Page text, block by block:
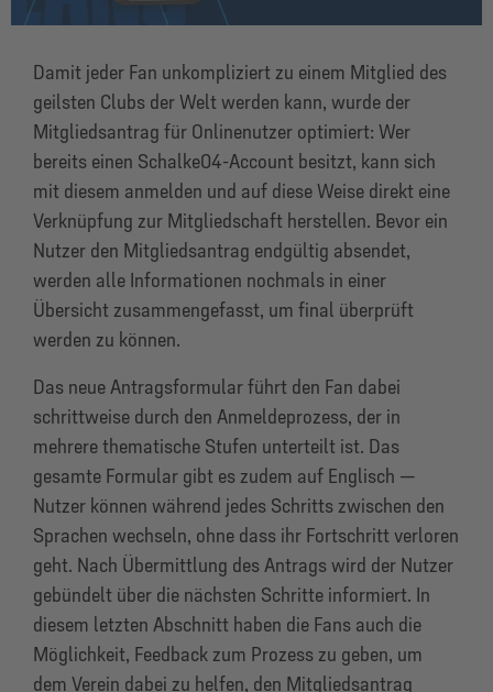
Damit jeder Fan unkompliziert zu einem Mitglied des
geilsten Clubs der Welt werden kann, wurde der
Mitgliedsantrag für Onlinenutzer optimiert: Wer
bereits einen Schalke04-Account besitzt, kann sich
mit diesem anmelden und auf diese Weise direkt eine
Verknüpfung zur Mitgliedschaft herstellen. Bevor ein
Nutzer den Mitgliedsantrag endgültig absendet,
werden alle Informationen nochmals in einer
Übersicht zusammengefasst, um final überprüft
werden zu können.
Das neue Antragsformular führt den Fan dabei
schrittweise durch den Anmeldeprozess, der in
mehrere thematische Stufen unterteilt ist. Das
gesamte Formular gibt es zudem auf Englisch —
Nutzer können während jedes Schritts zwischen den
Sprachen wechseln, ohne dass ihr Fortschritt verloren
geht. Nach Übermittlung des Antrags wird der Nutzer
gebündelt über die nächsten Schritte informiert. In
diesem letzten Abschnitt haben die Fans auch die
Möglichkeit, Feedback zum Prozess zu geben, um
dem Verein dabei zu helfen, den Mitgliedsantrag